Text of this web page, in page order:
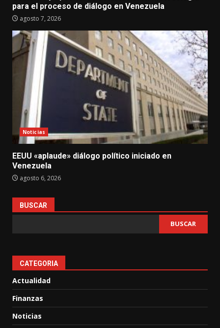
para el proceso de diálogo en Venezuela
agosto 7, 2026
Noticias
EEUU «aplaude» diálogo político iniciado en
Venezuela
agosto 6, 2026
BUSCAR
BUSCAR
CATEGORIA
Actualidad
Finanzas
Noticias